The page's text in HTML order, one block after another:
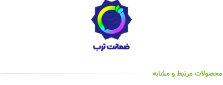
محصولات مرتبط و مشابه